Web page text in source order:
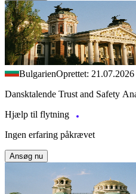
BulgarienOprettet: 21.07.2026
Dansktalende Trust and Safety
Hjælp til flytning
Ingen erfaring påkrævet
Ansøg nu